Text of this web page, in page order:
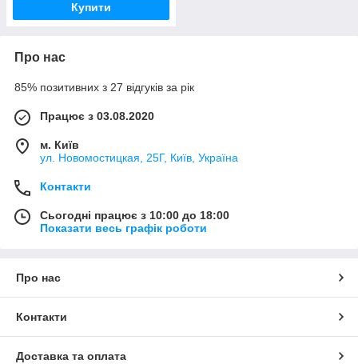
Купити
Про нас
85% позитивних з 27 відгуків за рік
Працює з 03.08.2020
м. Київ
ул. Новомостицкая, 25Г, Київ, Україна
Контакти
Сьогодні працює з 10:00 до 18:00
Показати весь графік роботи
Про нас
Контакти
Доставка та оплата